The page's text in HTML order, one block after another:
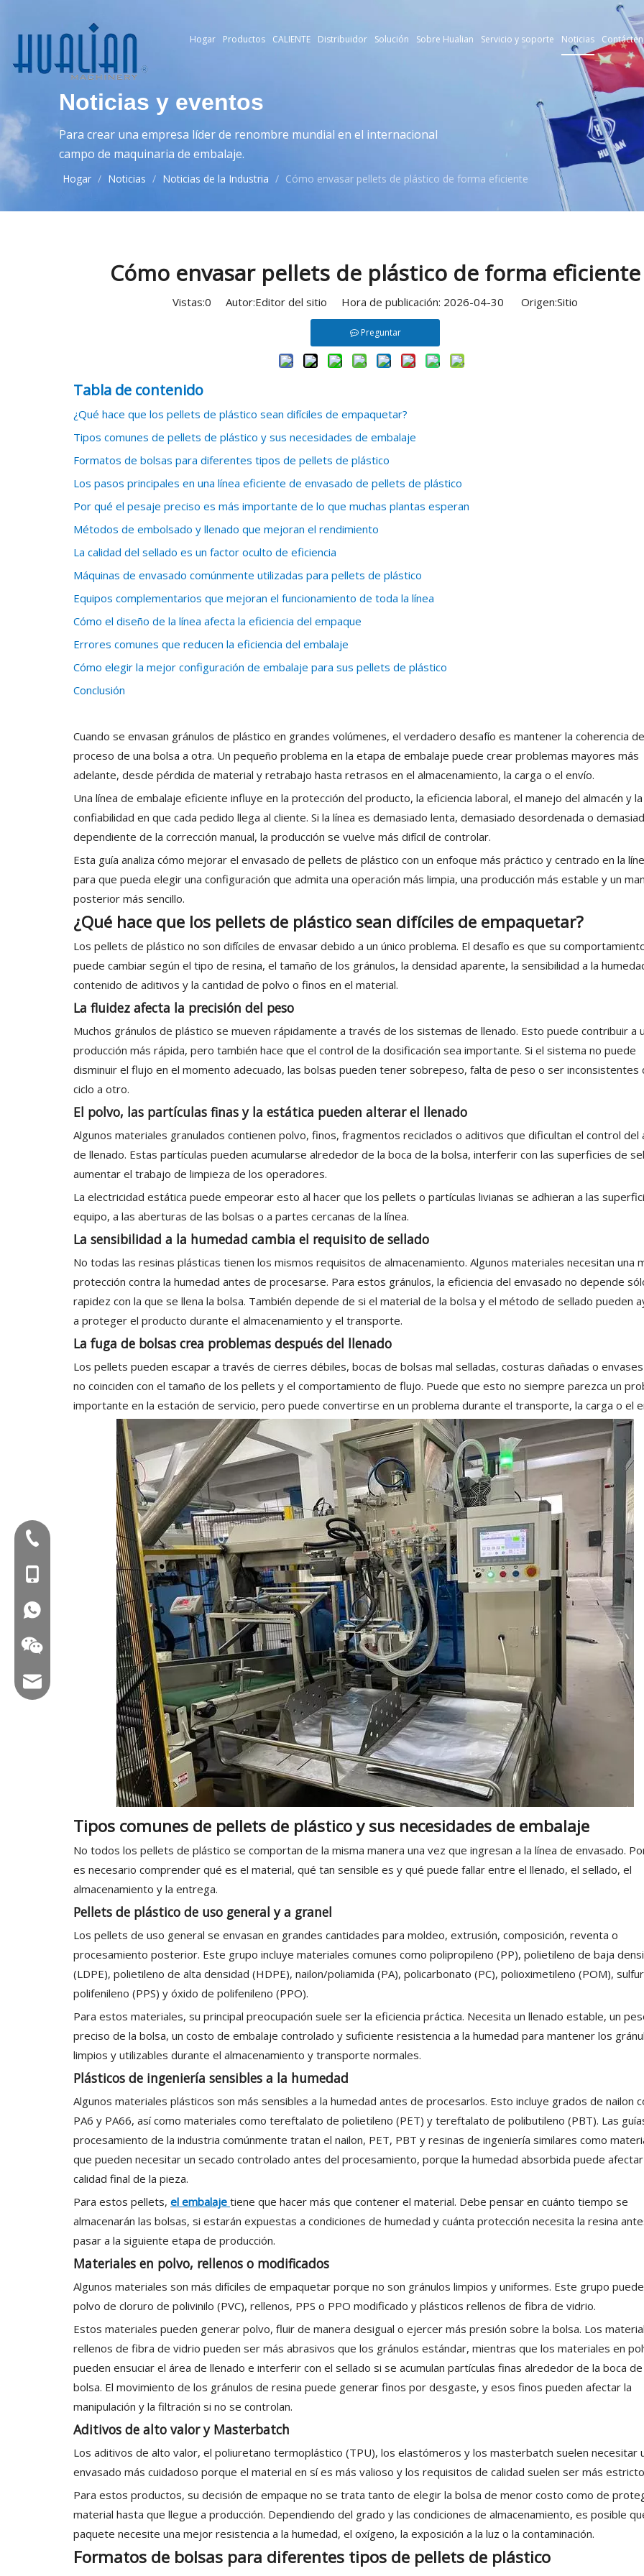
Hogar Productos CALIENTE Distribuidor Solución Sobre Hualian Servicio y soporte Noticias
Noticias y eventos
Para crear una empresa líder de renombre mundial en el internacional
campo de maquinaria de embalaje.
Hogar / Noticias / Noticias de la Industria / Cómo envasar pellets de plástico de forma eficiente
Cómo envasar pellets de plástico de forma eficiente
Vistas:0 Autor:Editor del sitio Hora de publicación: 2026-04-30 Origen:Sitio
Preguntar
Tabla de contenido
¿Qué hace que los pellets de plástico sean difíciles de empaquetar?
Tipos comunes de pellets de plástico y sus necesidades de embalaje
Formatos de bolsas para diferentes tipos de pellets de plástico
Los pasos principales en una línea eficiente de envasado de pellets de plástico
Por qué el pesaje preciso es más importante de lo que muchas plantas esperan
Métodos de embolsado y llenado que mejoran el rendimiento
La calidad del sellado es un factor oculto de eficiencia
Máquinas de envasado comúnmente utilizadas para pellets de plástico
Equipos complementarios que mejoran el funcionamiento de toda la línea
Cómo el diseño de la línea afecta la eficiencia del empaque
Errores comunes que reducen la eficiencia del embalaje
Cómo elegir la mejor configuración de embalaje para sus pellets de plástico
Conclusión
Cuando se envasan gránulos de plástico en grandes volúmenes, el verdadero desafío es mantener la coherencia
proceso de una bolsa a otra. Un pequeño problema en la etapa de embalaje puede crear problemas mayores más
adelante, desde pérdida de material y retrabajo hasta retrasos en el almacenamiento, la carga o el envío.
Una línea de embalaje eficiente influye en la protección del producto, la eficiencia laboral, el manejo del almacén y la
confiabilidad en que cada pedido llega al cliente. Si la línea es demasiado lenta, demasiado desordenada o
dependiente de la corrección manual, la producción se vuelve más difícil de controlar.
Esta guía analiza cómo mejorar el envasado de pellets de plástico con un enfoque más práctico y centrado en la
para que pueda elegir una configuración que admita una operación más limpia, una producción más estable y un
posterior más sencillo.
¿Qué hace que los pellets de plástico sean difíciles de empaquetar?
Los pellets de plástico no son difíciles de envasar debido a un único problema. El desafío es que su
puede cambiar según el tipo de resina, el tamaño de los gránulos, la densidad aparente, la sensibilidad a la
contenido de aditivos y la cantidad de polvo o finos en el material.
La fluidez afecta la precisión del peso
Muchos gránulos de plástico se mueven rápidamente a través de los sistemas de llenado. Esto puede contribuir a
producción más rápida, pero también hace que el control de la dosificación sea importante. Si el sistema no puede
disminuir el flujo en el momento adecuado, las bolsas pueden tener sobrepeso, falta de peso o ser inconsistentes
ciclo a otro.
El polvo, las partículas finas y la estática pueden alterar el llenado
Algunos materiales granulados contienen polvo, finos, fragmentos reciclados o aditivos que dificultan el control del
de llenado. Estas partículas pueden acumularse alrededor de la boca de la bolsa, interferir con las superficies de
aumentar el trabajo de limpieza de los operadores.
La electricidad estática puede empeorar esto al hacer que los pellets o partículas livianas se adhieran a las
equipo, a las aberturas de las bolsas o a partes cercanas de la línea.
La sensibilidad a la humedad cambia el requisito de sellado
No todas las resinas plásticas tienen los mismos requisitos de almacenamiento. Algunos materiales necesitan una
protección contra la humedad antes de procesarse. Para estos gránulos, la eficiencia del envasado no depende
rapidez con la que se llena la bolsa. También depende de si el material de la bolsa y el método de sellado pueden
a proteger el producto durante el almacenamiento y el transporte.
La fuga de bolsas crea problemas después del llenado
Los pellets pueden escapar a través de cierres débiles, bocas de bolsas mal selladas, costuras dañadas o
no coinciden con el tamaño de los pellets y el comportamiento de flujo. Puede que esto no siempre parezca un
importante en la estación de servicio, pero puede convertirse en un problema durante el transporte, la carga o el
Tipos comunes de pellets de plástico y sus necesidades de embalaje
No todos los pellets de plástico se comportan de la misma manera una vez que ingresan a la línea de envasado.
es necesario comprender qué es el material, qué tan sensible es y qué puede fallar entre el llenado, el sellado, el
almacenamiento y la entrega.
Pellets de plástico de uso general y a granel
Los pellets de uso general se envasan en grandes cantidades para moldeo, extrusión, composición, reventa o
procesamiento posterior. Este grupo incluye materiales comunes como polipropileno (PP), polietileno de baja
(LDPE), polietileno de alta densidad (HDPE), nailon/poliamida (PA), policarbonato (PC), polioximetileno (POM),
polifenileno (PPS) y óxido de polifenileno (PPO).
Para estos materiales, su principal preocupación suele ser la eficiencia práctica. Necesita un llenado estable, un
preciso de la bolsa, un costo de embalaje controlado y suficiente resistencia a la humedad para mantener los
limpios y utilizables durante el almacenamiento y transporte normales.
Plásticos de ingeniería sensibles a la humedad
Algunos materiales plásticos son más sensibles a la humedad antes de procesarlos. Esto incluye grados de nailon
PA6 y PA66, así como materiales como tereftalato de polietileno (PET) y tereftalato de polibutileno (PBT). Las
procesamiento de la industria comúnmente tratan el nailon, PET, PBT y resinas de ingeniería similares como
que pueden necesitar un secado controlado antes del procesamiento, porque la humedad absorbida puede afectar
calidad final de la pieza.
Para estos pellets, el embalaje tiene que hacer más que contener el material. Debe pensar en cuánto tiempo se
almacenarán las bolsas, si estarán expuestas a condiciones de humedad y cuánta protección necesita la resina
pasar a la siguiente etapa de producción.
Materiales en polvo, rellenos o modificados
Algunos materiales son más difíciles de empaquetar porque no son gránulos limpios y uniformes. Este grupo
polvo de cloruro de polivinilo (PVC), rellenos, PPS o PPO modificado y plásticos rellenos de fibra de vidrio.
Estos materiales pueden generar polvo, fluir de manera desigual o ejercer más presión sobre la bolsa. Los
rellenos de fibra de vidrio pueden ser más abrasivos que los gránulos estándar, mientras que los materiales en
pueden ensuciar el área de llenado e interferir con el sellado si se acumulan partículas finas alrededor de la boca de
bolsa. El movimiento de los gránulos de resina puede generar finos por desgaste, y esos finos pueden afectar la
manipulación y la filtración si no se controlan.
Aditivos de alto valor y Masterbatch
Los aditivos de alto valor, el poliuretano termoplástico (TPU), los elastómeros y los masterbatch suelen necesitar
envasado más cuidadoso porque el material en sí es más valioso y los requisitos de calidad suelen ser más
Para estos productos, su decisión de empaque no se trata tanto de elegir la bolsa de menor costo como de
material hasta que llegue a producción. Dependiendo del grado y las condiciones de almacenamiento, es posible
paquete necesite una mejor resistencia a la humedad, el oxígeno, la exposición a la luz o la contaminación.
Formatos de bolsas para diferentes tipos de pellets de plástico
Tel:+86-577-88627766
Mob: +86-18858715170
WA: 0086 18858715170
Correo electrónico: hl@hualian.biz